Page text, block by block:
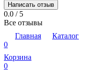
Написать отзыв
0.0 / 5
Все отзывы
Главная
Каталог
0
Корзина
0